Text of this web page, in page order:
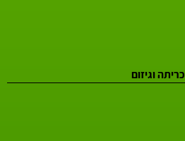
כריתה וגיזום